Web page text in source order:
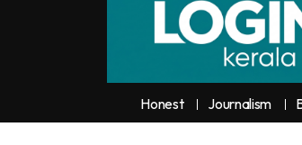
Honest Journalism